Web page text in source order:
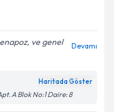
ve genel
Devamı
Haritada Göster
A Blok No:1 Daire: 8